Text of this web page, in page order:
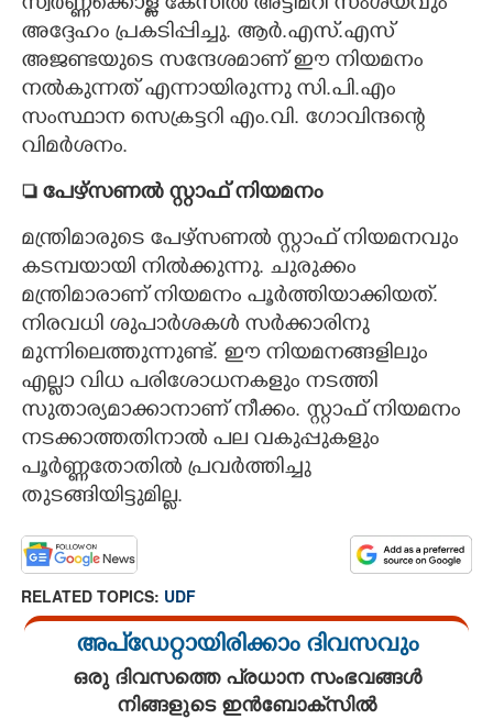
അദ്ദേഹം പ്രകടിപ്പിച്ചു. ആർ.എസ്.എസ്
അജണ്ടയുടെ സന്ദേശമാണ് ഈ നിയമനം
നൽകുന്നത് എന്നായിരുന്നു സി.പി.എം
സംസ്ഥാന സെക്രട്ടറി എം.വി. ഗോവിന്ദന്റെ
വിമർശനം.
 പേഴ്സണൽ സ്റ്റാഫ് നിയമനം
മന്ത്രിമാരുടെ പേഴ്സണൽ സ്റ്റാഫ് നിയമനവും
കടമ്പയായി നിൽക്കുന്നു. ചുരുക്കം
മന്ത്രിമാരാണ് നിയമനം പൂർത്തിയാക്കിയത്.
നിരവധി ശുപാർശകൾ സർക്കാരിനു
മുന്നിലെത്തുന്നുണ്ട്. ഈ നിയമനങ്ങളിലും
എല്ലാ വിധ പരിശോധനകളും നടത്തി
സുതാര്യമാക്കാനാണ് നീക്കം. സ്റ്റാഫ് നിയമനം
നടക്കാത്തതിനാൽ പല വകുപ്പുകളും
പൂർണ്ണതോതിൽ പ്രവർത്തിച്ചു
തുടങ്ങിയിട്ടുമില്ല.
RELATED TOPICS: UDF
അപ്ഡേറ്റായിരിക്കാം ദിവസവും
ഒരു ദിവസത്തെ പ്രധാന സംഭവങ്ങൾ
നിങ്ങളുടെ ഇൻബോക്സിൽ